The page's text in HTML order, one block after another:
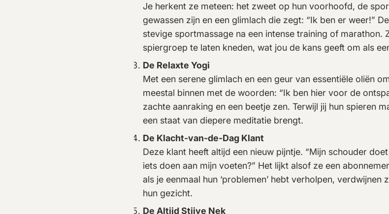
Je herkent ze meteen: het zweet op hun voorhoofd, de
gewassen zijn en een glimlach die zegt: “Ik ben er weer!”
stevige sportmassage na een intense training of marathon.
spiergroep te laten kneden, wat jou de kans geeft om als
De Relaxte Yogi
Met een serene glimlach en een geur van essentiële oliën
meestal binnen met de woorden: “Ik ben hier voor de
zachte aanraking en een beetje zen. Terwijl jij hun spieren
een staat van diepere meditatie brengt.
De Klacht-van-de-Dag Klant
Deze klant heeft altijd een nieuw pijntje. “Mijn schouder
iets doen aan mijn voeten?” Het lijkt alsof ze een
als je eenmaal hun ‘problemen’ hebt verholpen,
hun gezicht.
De Altijd Stijve Nek